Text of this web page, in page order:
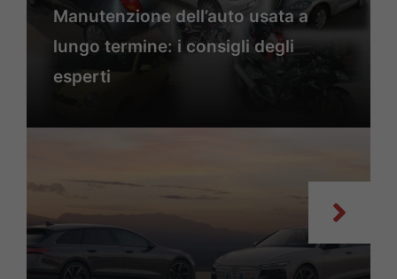
Manutenzione dell’auto usata a
lungo termine: i consigli degli
esperti